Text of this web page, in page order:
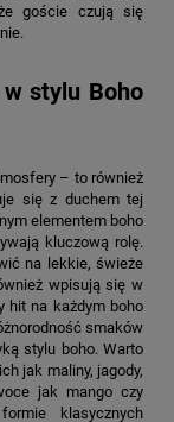
goście czują się
stylu Boho
– to również
się z duchem tej
elementem boho
kluczową rolę.
na lekkie, świeże
wpisują się w
hit na każdym boho
smaków
stylu boho. Warto
jak maliny, jagody,
jak mango czy
klasycznych